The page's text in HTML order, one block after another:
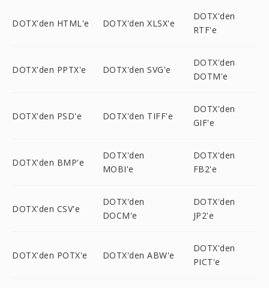
DOTX'den HTML'e DOTX'den XLSX'e
DOTX'den
RTF'e
DOTX'den PPTX'e DOTX'den SVG'e
DOTX'den
DOTM'e
DOTX'den PSD'e DOTX'den TIFF'e
DOTX'den
GIF'e
DOTX'den BMP'e
DOTX'den
MOBI'e
DOTX'den
FB2'e
DOTX'den CSV'e
DOTX'den
DOCM'e
DOTX'den
JP2'e
DOTX'den POTX'e DOTX'den ABW'e
DOTX'den
PICT'e